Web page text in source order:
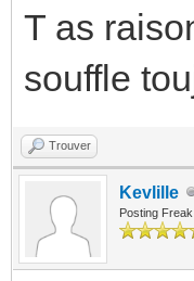
T as
souffle
Trouver
Kevlille
Posting Freak